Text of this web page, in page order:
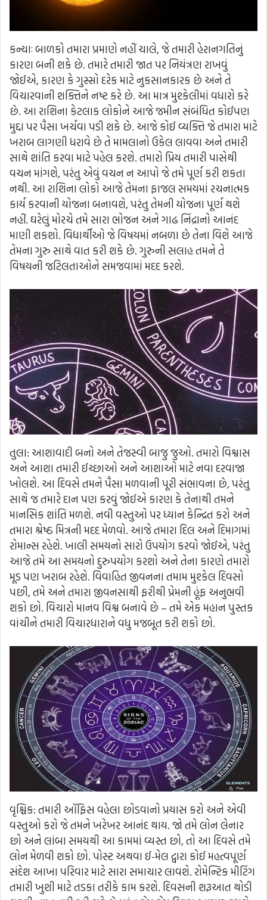
કન્યાઃ બાળકો તમારા પ્રમાણે નહીં ચાલે, જે તમારી હેરાનગતિનું
કારણ બની શકે છે. તમારે તમારી જાત પર નિયંત્રણ રાખવું
જોઈએ, કારણ કે ગુસ્સો દરેક માટે નુકસાનકારક છે અને તે
વિચારવાની શક્તિને નષ્ટ કરે છે. આ માત્ર મુશ્કેલીમાં વધારો કરે
છે. આ રાશિના કેટલાક લોકોને આજે જમીન સંબંધિત કોઈપણ
મુદ્દા પર પૈસા ખર્ચવા પડી શકે છે. આજે કોઈ વ્યક્તિ જે તમારા માટે
ખરાબ લાગણી ધરાવે છે તે મામલાનો ઉકેલ લાવવા અને તમારી
સાથે શાંતિ કરવા માટે પહેલ કરશે. તમારો પ્રિય તમારી પાસેથી
વચન માંગશે, પરંતુ એવું વચન ન આપો જે તમે પૂર્ણ કરી શકતા
નથી. આ રાશિના લોકો આજે તેમના ફાજલ સમયમાં રચનાત્મક
કાર્ય કરવાની યોજના બનાવશે, પરંતુ તેમની યોજના પૂર્ણ થશે
નહીં. ઘરેલું મોરચે તમે સારા ભોજન અને ગાઢ નિંદ્રાનો આનંદ
માણી શકશો. વિદ્યાર્થીઓ જે વિષયમાં નબળા છે તેના વિશે આજે
તેમના ગુરુ સાથે વાત કરી શકે છે. ગુરુની સલાહ તમને તે
વિષયની જટિલતાઓને સમજવામાં મદદ કરશે.
તુલા: આશાવાદી બનો અને તેજસ્વી બાજુ જુઓ. તમારો વિશ્વાસ
અને આશા તમારી ઈચ્છાઓ અને આશાઓ માટે નવા દરવાજા
ખોલશે. આ દિવસે તમને પૈસા મળવાની પૂરી સંભાવના છે, પરંતુ
સાથે જ તમારે દાન પણ કરવું જોઈએ કારણ કે તેનાથી તમને
માનસિક શાંતિ મળશે. નવી વસ્તુઓ પર ધ્યાન કેન્દ્રિત કરો અને
તમારા શ્રેષ્ઠ મિત્રની મદદ મેળવો. આજે તમારા દિલ અને દિમાગમાં
રોમાન્સ રહેશે. ખાલી સમયનો સારો ઉપયોગ કરવો જોઈએ, પરંતુ
આજે તમે આ સમયનો દુરુપયોગ કરશો અને તેના કારણે તમારો
મૂડ પણ ખરાબ રહેશે. વિવાહિત જીવનના તમામ મુશ્કેલ દિવસો
પછી, તમે અને તમારા જીવનસાથી ફરીથી પ્રેમની હૂંફ અનુભવી
શકો છો. વિચારો માનવ વિશ્વ બનાવે છે – તમે એક મહાન પુસ્તક
વાંચીને તમારી વિચારધારાને વધુ મજબૂત કરી શકો છો.
વૃશ્ચિક: તમારી ઑફિસ વહેલા છોડવાનો પ્રયાસ કરો અને એવી
વસ્તુઓ કરો જે તમને ખરેખર આનંદ થાય. જો તમે લોન લેનાર
છો અને લાંબા સમયથી આ કામમાં વ્યસ્ત છો, તો આ દિવસે તમે
લોન મેળવી શકો છો. પોસ્ટ અથવા ઈ-મેલ દ્વારા કોઈ મહત્વપૂર્ણ
સંદેશ આખા પરિવાર માટે સારા સમાચાર લાવશે. રોમેન્ટિક મીટિંગ
તમારી ખુશી માટે તડકા તરીકે કામ કરશે. દિવસની શરૂઆત થોડી